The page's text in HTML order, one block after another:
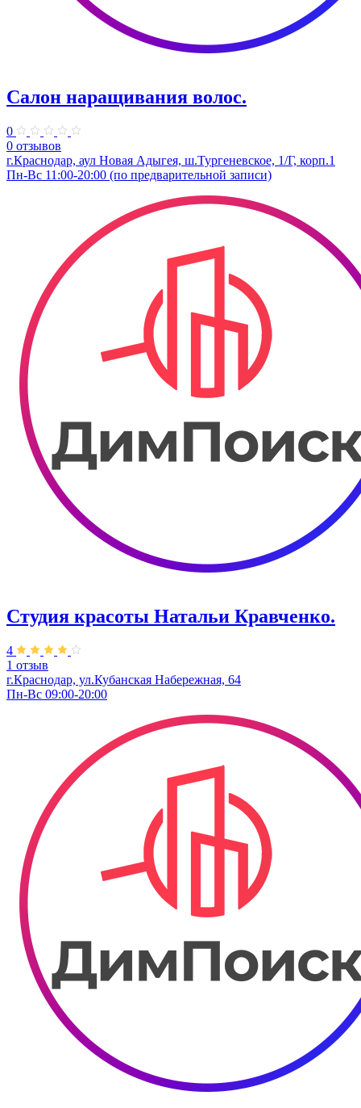
Салон наращивания волос.
0
0 отзывов
г.Краснодар, аул Новая Адыгея, ш.Тургеневское, 1/Г, корп.1
Пн-Вс 11:00-20:00 (по предварительной записи)
Студия красоты Натальи Кравченко.
4
1 отзыв
г.Краснодар, ул.Кубанская Набережная, 64
Пн-Вс 09:00-20:00